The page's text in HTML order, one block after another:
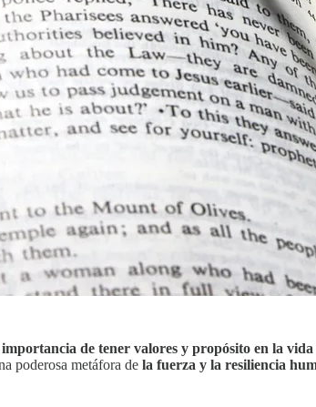
de tener valores y propósito en la vida
poderosa metáfora de la fuerza y la resiliencia